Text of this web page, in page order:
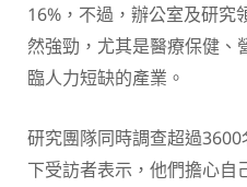
16%，不過，辦公室及研究
然強勁，尤其是醫療保健、
臨人力短缺的產業。
研究團隊同時調查超過
下受訪者表示，他們擔心自